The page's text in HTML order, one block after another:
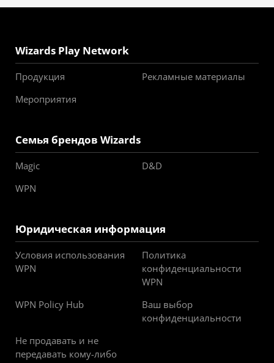
Wizards Play Network
Продукция
Рекламные материалы
Мероприятия
Семья брендов Wizards
Magic
D&D
WPN
Юридическая информация
Условия использования
WPN
Политика
конфиденциальности
WPN
WPN Policy Hub
Ваш выбор
конфиденциальности
Не продавать и не
передавать кому-либо